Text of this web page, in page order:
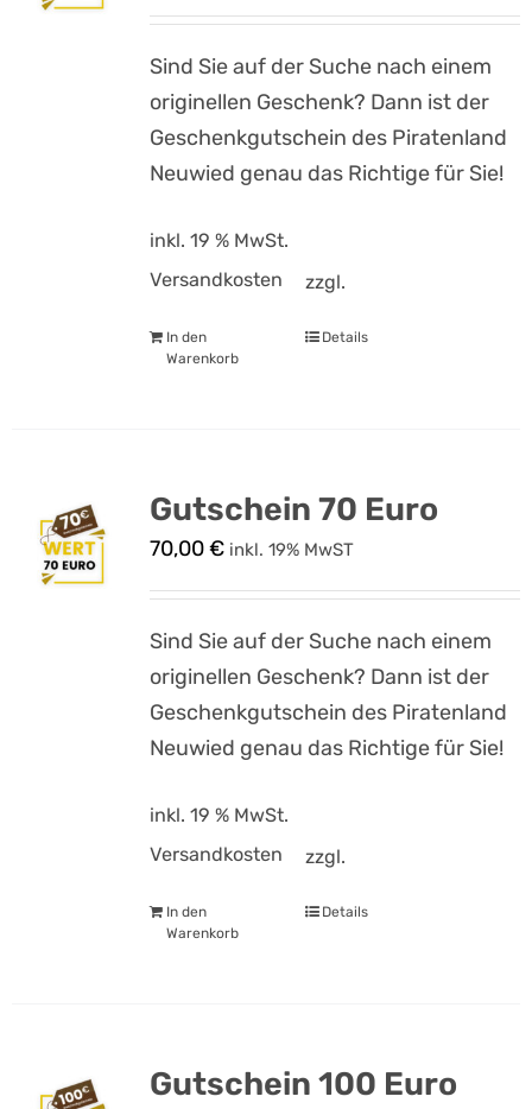
Sind Sie auf der Suche nach einem
originellen Geschenk? Dann ist der
Geschenkgutschein des Piratenland
Neuwied genau das Richtige für Sie!
inkl. 19 % MwSt.
zzgl.
Versandkosten
In den
Warenkorb
Details
Gutschein 70 Euro
70,00€ inkl. 19% MwST
Sind Sie auf der Suche nach einem
originellen Geschenk? Dann ist der
Geschenkgutschein des Piratenland
Neuwied genau das Richtige für Sie!
inkl. 19 % MwSt.
zzgl.
Versandkosten
In den
Warenkorb
Details
Gutschein 100 Euro